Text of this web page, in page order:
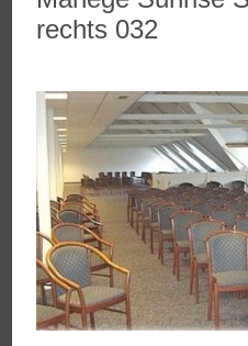
rechts 032